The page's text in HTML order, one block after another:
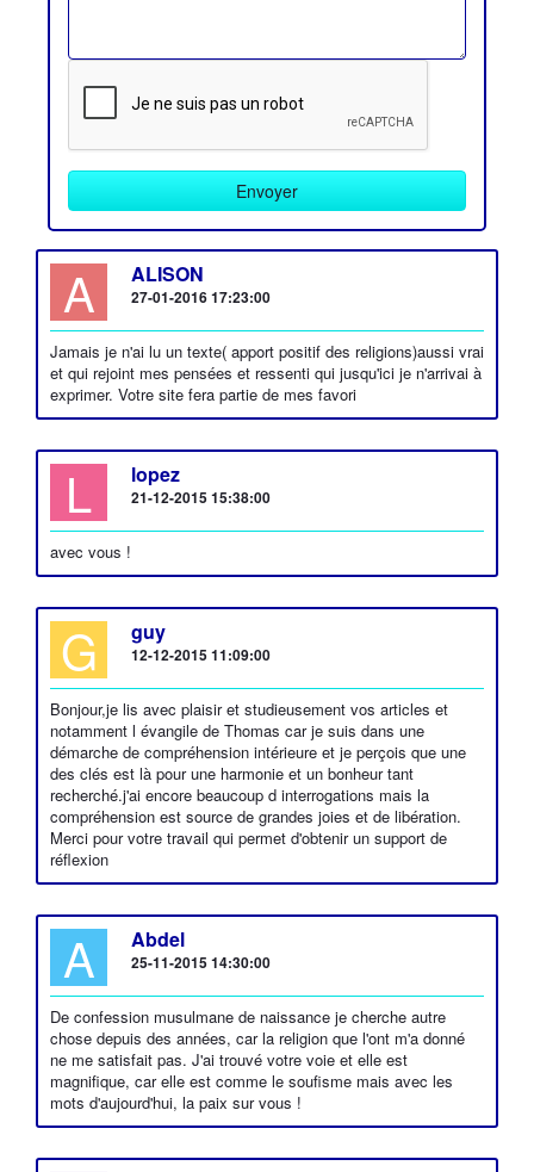
A ALISON
27-01-2016 17:23:00
Jamais je n'ai lu un texte( apport positif des religions)aussi vrai
et qui rejoint mes pensées et ressenti qui jusqu'ici je n'arrivai à
exprimer. Votre site fera partie de mes favori
L lopez
21-12-2015 15:38:00
avec vous !
G guy
12-12-2015 11:09:00
Bonjour,je lis avec plaisir et studieusement vos articles et
notamment l évangile de Thomas car je suis dans une
démarche de compréhension intérieure et je perçois que une
des clés est là pour une harmonie et un bonheur tant
recherché.j'ai encore beaucoup d interrogations mais la
compréhension est source de grandes joies et de libération.
Merci pour votre travail qui permet d'obtenir un support de
réflexion
A Abdel
25-11-2015 14:30:00
De confession musulmane de naissance je cherche autre
chose depuis des années, car la religion que l'ont m'a donné
ne me satisfait pas. J'ai trouvé votre voie et elle est
magnifique, car elle est comme le soufisme mais avec les
mots d'aujourd'hui, la paix sur vous !